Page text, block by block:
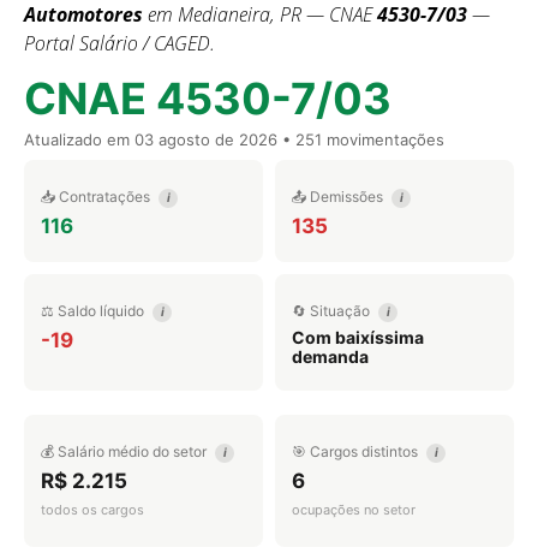
Automotores em Medianeira, PR — CNAE4530-7/03—
Portal Salário / CAGED.
CNAE 4530-7/03
Atualizado em 03 agosto de 2026 • 251 movimentações
📥 Contratações i
116
📤 Demissões i
135
⚖️ Saldo líquido i
-19
🔄 Situação i
Com baixíssima
demanda
💰 Salário médio do setor i
R$ 2.215
todos os cargos
🎯 Cargos distintos i
6
ocupações no setor